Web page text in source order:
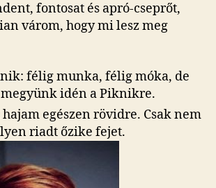
fontosat és apró-cseprőt,
várom, hogy mi lesz meg
félig munka, félig móka, de
idén a Piknikre.
egészen rövidre. Csak nem
riadt őzike fejet.